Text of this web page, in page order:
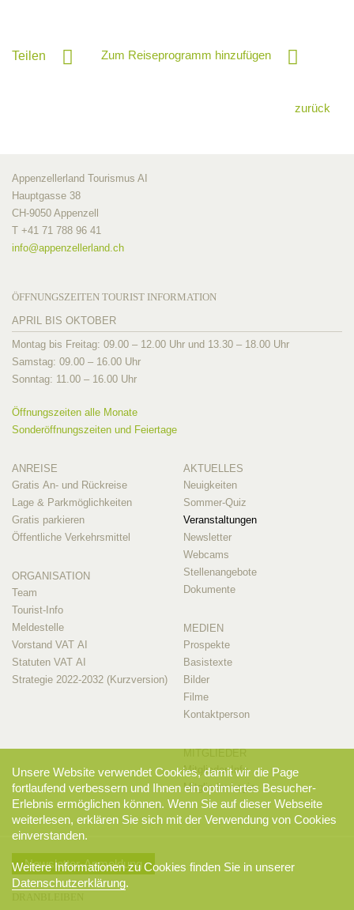
Teilen Zum Reiseprogramm hinzufügen
zurück
Appenzellerland Tourismus AI
Hauptgasse 38
CH-9050 Appenzell
T +41 71 788 96 41
info@appenzellerland.ch
ÖFFNUNGSZEITEN TOURIST INFORMATION
APRIL BIS OKTOBER
Montag bis Freitag: 09.00 – 12.00 Uhr und 13.30 – 18.00 Uhr
Samstag: 09.00 – 16.00 Uhr
Sonntag: 11.00 – 16.00 Uhr
Öffnungszeiten alle Monate
Sonderöffnungszeiten und Feiertage
ANREISE
Gratis An- und Rückreise
Lage & Parkmöglichkeiten
Gratis parkieren
Öffentliche Verkehrsmittel
ORGANISATION
Team
Tourist-Info
Meldestelle
Vorstand VAT AI
Statuten VAT AI
Strategie 2022-2032 (Kurzversion)
AKTUELLES
Neuigkeiten
Sommer-Quiz
Veranstaltungen
Newsletter
Webcams
Stellenangebote
Dokumente
MEDIEN
Prospekte
Basistexte
Bilder
Filme
Kontaktperson
Mitglieder-Info
Mitglieder-Login
Newsletter-Anmeldung
Unsere Website verwendet Cookies, damit wir die Page
fortlaufend verbessern und Ihnen ein optimiertes Besucher-
Erlebnis ermöglichen können. Wenn Sie auf dieser Webseite
weiterlesen, erklären Sie sich mit der Verwendung von Cookies
einverstanden.
Weitere Informationen zu Cookies finden Sie in unserer
Datenschutzerklärung.